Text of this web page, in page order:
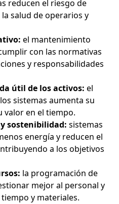
reducen el riesgo de
salud de operarios y
el mantenimiento
con las normativas
y responsabilidades
útil de los activos: el
sistemas aumenta su
valor en el tiempo.
sostenibilidad: sistemas
energía y reducen el
a los objetivos
la programación de
mejor al personal y
y materiales.